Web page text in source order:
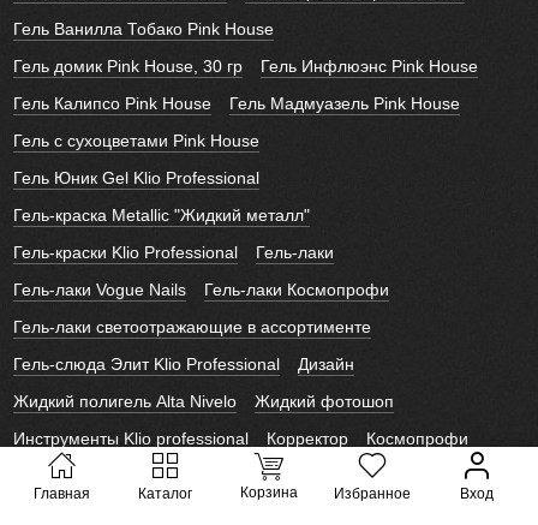
Главная Каталог Корзина Избранное Вход
Гель Ванилла Тобако Pink House
Гель домик Pink House, 30 гр
Гель Инфлюэнс Pink House
Гель Калипсо Pink House
Гель Мадмуазель Pink House
Гель с сухоцветами Pink House
Гель Юник Gel Klio Professional
Гель-краска Metallic "Жидкий металл"
Гель-краски Klio Professional
Гель-лаки
Гель-лаки Vogue Nails
Гель-лаки Космопрофи
Гель-лаки светоотражающие в ассортименте
Гель-слюда Элит Klio Professional
Дизайн
Жидкий полигель Alta Nivelo
Жидкий фотошоп
Инструменты Klio professional
Корректор
Космопрофи
Лайк Слайдеры
Лаки для ногтей Alta Nivelo